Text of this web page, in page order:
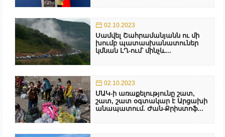
02.10.2023
Սամվել Շահրամանյանն ու մի
խումբ պատասխանատուներ
կմնան ԼՂ-ում՝ մինչև...
02.10.2023
ՄԱԿ-ի առաքելությունը շատ,
շատ, շատ օգտակար է Արցախի
անապատում. Ժան-Քրիստոֆ...